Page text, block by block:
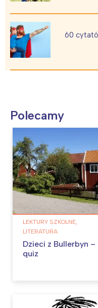
60
Polecamy
LEKTURY SZKOLNE,
LITERATURA
Dzieci z Bullerbyn –
quiz